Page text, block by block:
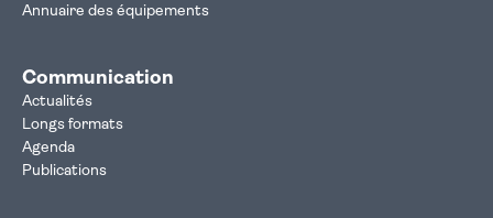
Annuaire des équipements
Communication
Actualités
Longs formats
Agenda
Publications